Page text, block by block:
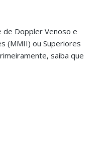
de Doppler Venoso e
(MMII) ou Superiores
saiba que